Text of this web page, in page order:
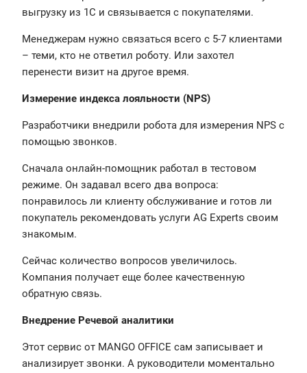
выгрузку из 1C и связывается с покупателями.
Менеджерам нужно связаться всего с 5-7 клиентами
– теми, кто не ответил роботу. Или захотел
перенести визит на другое время.
Измерение индекса лояльности (NPS)
Разработчики внедрили робота для измерения NPS с
помощью звонков.
Сначала онлайн-помощник работал в тестовом
режиме. Он задавал всего два вопроса:
понравилось ли клиенту обслуживание и готов ли
покупатель рекомендовать услуги AG Experts своим
знакомым.
Сейчас количество вопросов увеличилось.
Компания получает еще более качественную
обратную связь.
Внедрение Речевой аналитики
Этот сервис от MANGO OFFICE сам записывает и
анализирует звонки. А руководители моментально